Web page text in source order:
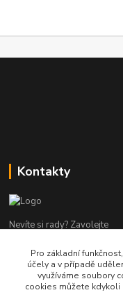
Kontakty
Nevíte si rady? Zavolejte
tel:+420
8-19 Po Pá
Pro základní
účely a v případě
využíváme soubory
cookies můžete kdykoli